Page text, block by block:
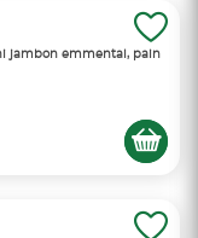
jambon emmental, pain